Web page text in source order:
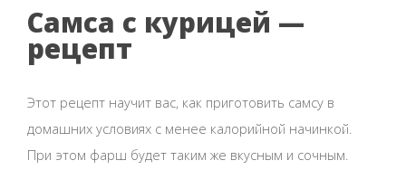
Самса с курицей —
рецепт
Этот рецепт научит вас, как приготовить самсу в
домашних условиях с менее калорийной начинкой.
При этом фарш будет таким же вкусным и сочным.